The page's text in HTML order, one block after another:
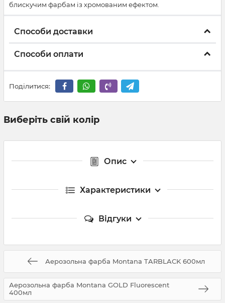
блискучим фарбам із хромованим ефектом.
Способи доставки
Способи оплати
Поділитися:
Виберіть свій колір
Опис
Характеристики
Відгуки
Аерозольна фарба Montana TARBLACK 600мл
Аерозольна фарба Montana GOLD Fluorescent
400мл